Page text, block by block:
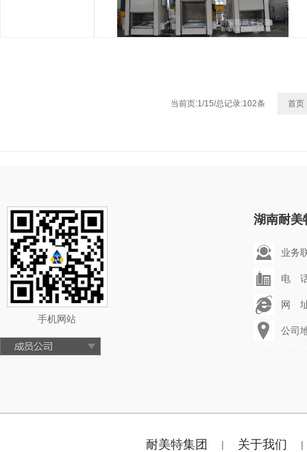
当前页:1/15/总记录:102条 首页
手机网站
湖南耐美
业务
电
网
公司
耐美特集团 | 关于我们 |